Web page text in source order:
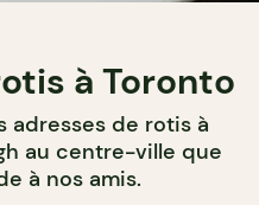
à Toronto
adresses de rotis à
au centre-ville que
à nos amis.